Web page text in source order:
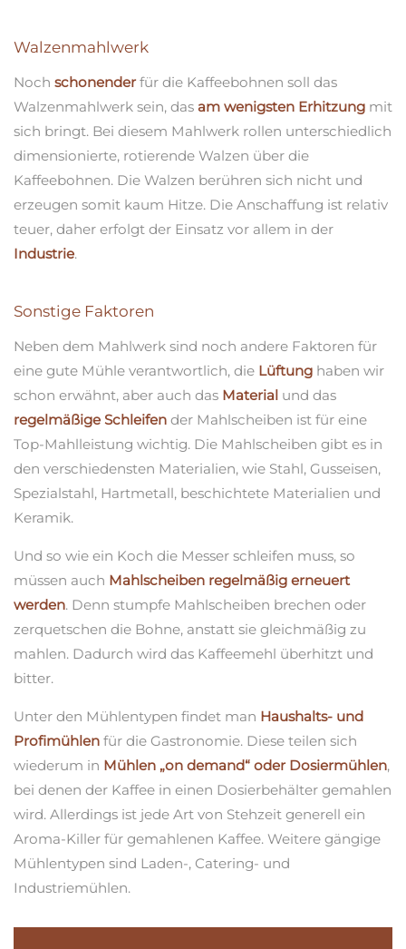
Walzenmahlwerk
Noch schonenderfür die Kaffeebohnen soll das
Walzenmahlwerk sein, das am wenigsten Erhitzung mit
sich bringt. Bei diesem Mahlwerk rollen unterschiedlich
dimensionierte, rotierende Walzen über die
Kaffeebohnen. Die Walzen berühren sich nicht und
erzeugen somit kaum Hitze. Die Anschaffung ist relativ
teuer, daher erfolgt der Einsatz vor allem in der
Industrie.
Sonstige Faktoren
Neben dem Mahlwerk sind noch andere Faktoren für
eine gute Mühle verantwortlich, die Lüftung haben wir
schon erwähnt, aber auch das Material und das
regelmäßige Schleifen der Mahlscheiben ist für eine
Top-Mahlleistung wichtig. Die Mahlscheiben gibt es in
den verschiedensten Materialien, wie Stahl, Gusseisen,
Spezialstahl, Hartmetall, beschichtete Materialien und
Keramik.
Und so wie ein Koch die Messer schleifen muss, so
müssen auch Mahlscheiben regelmäßig erneuert
werden. Denn stumpfe Mahlscheiben brechen oder
zerquetschen die Bohne, anstatt sie gleichmäßig zu
mahlen. Dadurch wird das Kaffeemehl überhitzt und
bitter.
Unter den Mühlentypen findet man Haushalts- und
Profimühlen für die Gastronomie. Diese teilen sich
wiederum in Mühlen „on demand“ oder Dosiermühlen,
bei denen der Kaffee in einen Dosierbehälter gemahlen
wird. Allerdings ist jede Art von Stehzeit generell ein
Aroma-Killer für gemahlenen Kaffee. Weitere gängige
Mühlentypen sind Laden-, Catering- und
Industriemühlen.